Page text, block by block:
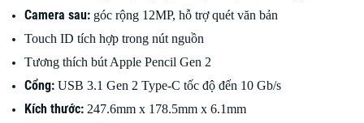
Camera sau: góc rộng 12MP, hỗ trợ quét văn bản
Touch ID tích hợp trong nút nguồn
Tương thích bút Apple Pencil Gen 2
Cổng: USB 3.1 Gen 2 Type-C tốc độ đến 10 Gb/s
Kích thước: 247.6mm x 178.5mm x 6.1mm